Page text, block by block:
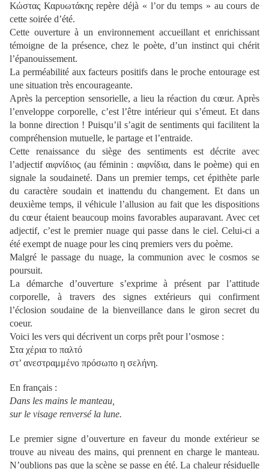
Κώστας Καρυωτάκης repère déjà « l’or du temps » au cours de
cette soirée d’été.
Cette ouverture à un environnement accueillant et enrichissant
témoigne de la présence, chez le poète, d’un instinct qui chérit
l’épanouissement.
La perméabilité aux facteurs positifs dans le proche entourage est
une situation très encourageante.
Après la perception sensorielle, a lieu la réaction du cœur. Après
l’enveloppe corporelle, c’est l’être intérieur qui s’émeut. Et dans
la bonne direction ! Puisqu’il s’agit de sentiments qui facilitent la
compréhension mutuelle, le partage et l’entraide.
Cette renaissance du siège des sentiments est décrite avec
l’adjectif αιφνίδιος (au féminin : αιφνίδια, dans le poème) qui en
signale la soudaineté. Dans un premier temps, cet épithète parle
du caractère soudain et inattendu du changement. Et dans un
deuxième temps, il véhicule l’allusion au fait que les dispositions
du cœur étaient beaucoup moins favorables auparavant. Avec cet
adjectif, c’est le premier nuage qui passe dans le ciel. Celui-ci a
été exempt de nuage pour les cinq premiers vers du poème.
Malgré le passage du nuage, la communion avec le cosmos se
poursuit.
La démarche d’ouverture s’exprime à présent par l’attitude
corporelle, à travers des signes extérieurs qui confirment
l’éclosion soudaine de la bienveillance dans le giron secret du
coeur.
Voici les vers qui décrivent un corps prêt pour l’osmose :
Στα χέρια το παλτό
στ’ ανεστραμμένο πρόσωπο η σελήνη.
En français :
Dans les mains le manteau,
sur le visage renversé la lune.
Le premier signe d’ouverture en faveur du monde extérieur se
trouve au niveau des mains, qui prennent en charge le manteau.
N’oublions pas que la scène se passe en été. La chaleur résiduelle